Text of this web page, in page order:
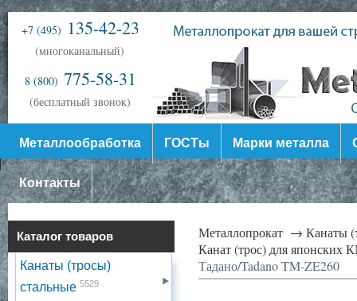
+7 (495) 135-42-23
(многоканальный)
8 (800) 775-58-31
(бесплатный звонок)
Металлообработка ГОСТы Марки металла
Контакты
Каталог товаров
Канаты (тросы)
стальные 5529
Металлопрокат → Канаты
Канат (трос) для
Тадано/Tadano TM-ZE260